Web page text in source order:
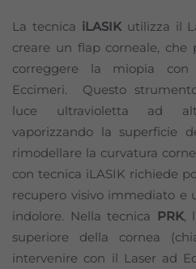
La tecnica iLASIKutilizza il
creare un flap corneale,
correggere la miopia
Eccimeri. Questo
luce ultravioletta ad
vaporizzando la superficie
rimodellare la curvatura
con tecnica iLASIK richiede
recupero visivo immediato e
indolore. Nella tecnica PRK,
superiore della cornea
intervenire con il Laser ad